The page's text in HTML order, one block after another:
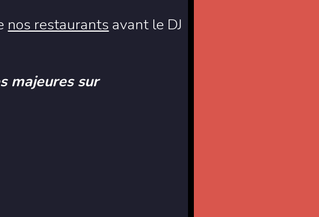
nos restaurants avant le DJ
majeures sur